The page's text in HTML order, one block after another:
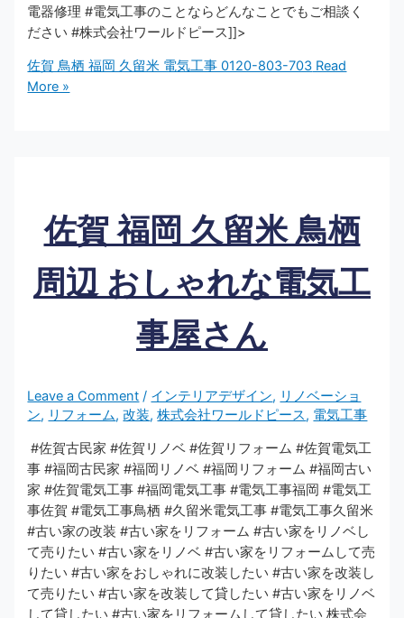
電器修理 #電気工事のことならどんなことでもご相談く
ださい #株式会社ワールドピース]]>
佐賀 鳥栖 福岡 久留米 電気工事 0120-803-703 Read
More »
佐賀 福岡 久留米 鳥栖
周辺 おしゃれな電気工
事屋さん
Leave a Comment / インテリアデザイン, リノベーショ
ン, リフォーム,改装,株式会社ワールドピース, 電気工事
​ #佐賀古民家 #佐賀リノベ #佐賀リフォーム #佐賀電気工
事 #福岡古民家 #福岡リノベ #福岡リフォーム #福岡古い
家 #佐賀電気工事 #福岡電気工事 #電気工事福岡 #電気工
事佐賀 #電気工事鳥栖 #久留米電気工事 #電気工事久留米
#古い家の改装 #古い家をリフォーム #古い家をリノベし
て売りたい #古い家をリノベ #古い家をリフォームして売
りたい #古い家をおしゃれに改装したい #古い家を改装し
て売りたい #古い家を改装して貸したい #古い家をリノベ
して貸したい #古い家をリフォームして貸したい 株式会